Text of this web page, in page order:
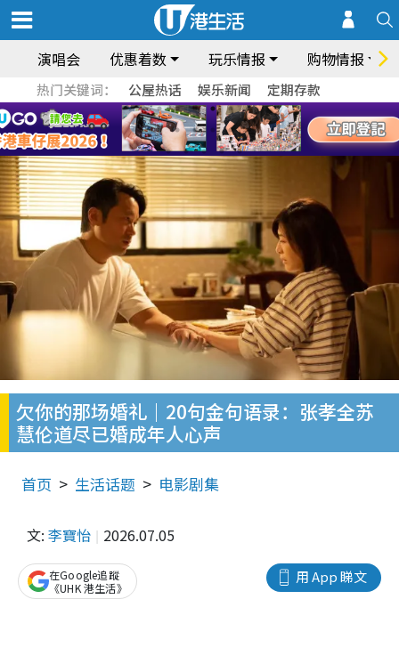
演唱会 优惠着数 玩乐情报 购物情报
热门关键词： 公屋热话 娱乐新闻 定期存款
欠你的那场婚礼｜20句金句语录：张孝全苏
慧伦道尽已婚成年人心声
首页 生活话题 电影剧集
文: 李寶怡 2026.07.05
用 App 睇文
在Google追蹤
《UHK 港生活》